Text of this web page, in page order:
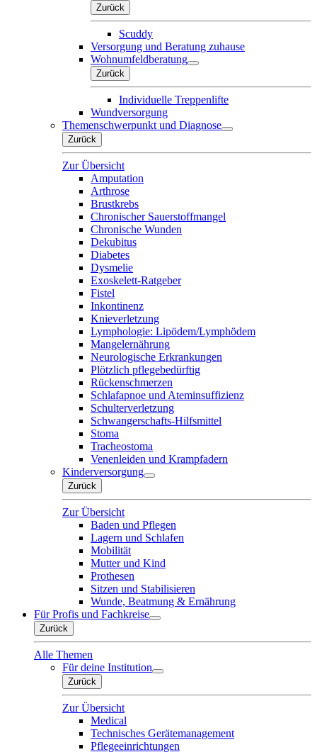
Zurück
Scuddy
Versorgung und Beratung zuhause
Wohnumfeldberatung
Zurück
Individuelle Treppenlifte
Wundversorgung
Themenschwerpunkt und Diagnose
Zurück
Zur Übersicht
Amputation
Arthrose
Brustkrebs
Chronischer Sauerstoffmangel
Chronische Wunden
Dekubitus
Diabetes
Dysmelie
Exoskelett-Ratgeber
Fistel
Inkontinenz
Knieverletzung
Lymphologie: Lipödem/Lymphödem
Mangelernährung
Neurologische Erkrankungen
Plötzlich pflegebedürftig
Rückenschmerzen
Schlafapnoe und Ateminsuffizienz
Schulterverletzung
Schwangerschafts-Hilfsmittel
Stoma
Tracheostoma
Venenleiden und Krampfadern
Kinderversorgung
Zurück
Zur Übersicht
Baden und Pflegen
Lagern und Schlafen
Mobilität
Mutter und Kind
Prothesen
Sitzen und Stabilisieren
Wunde, Beatmung & Ernährung
Für Profis und Fachkreise
Zurück
Alle Themen
Für deine Institution
Zurück
Zur Übersicht
Medical
Technisches Gerätemanagement
Pflegeeinrichtungen